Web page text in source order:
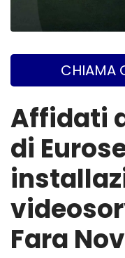
CHIAMA
Affidati
di
Fara